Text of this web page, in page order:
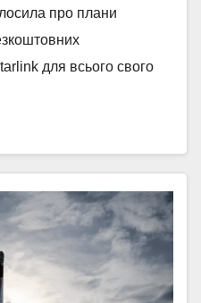
про плани
для всього свого